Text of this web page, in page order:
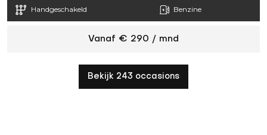
Handgeschakeld
Benzine
Vanaf € 290 / mnd
Bekijk 243 occasions